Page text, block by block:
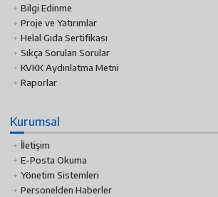
Bilgi Edinme
Proje ve Yatırımlar
Helal Gıda Sertifikası
Sıkça Sorulan Sorular
KVKK Aydınlatma Metni
Raporlar
Kurumsal
İletişim
E-Posta Okuma
Yönetim Sistemleri
Personelden Haberler